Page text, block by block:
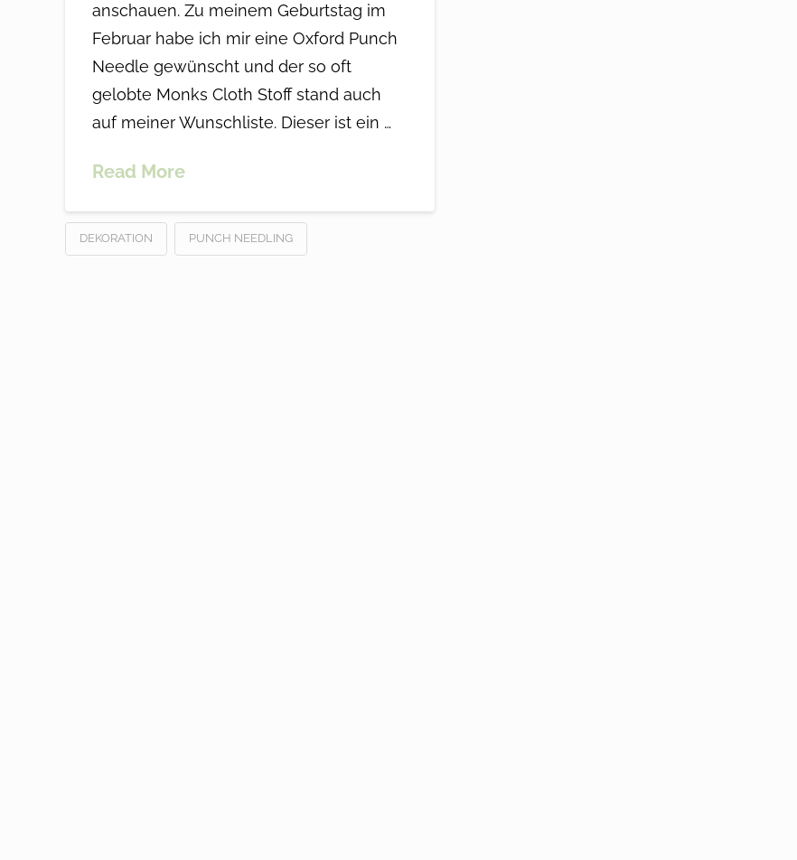
anschauen. Zu meinem Geburtstag im
Februar habe ich mir eine Oxford Punch
Needle gewünscht und der so oft
gelobte Monks Cloth Stoff stand auch
auf meiner Wunschliste. Dieser ist ein …
Read More
DEKORATION PUNCH NEEDLING